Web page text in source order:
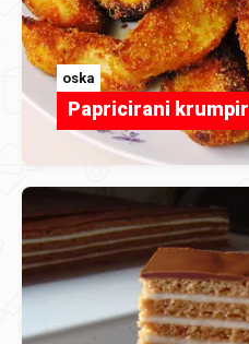
oska
Papricirani krumpir